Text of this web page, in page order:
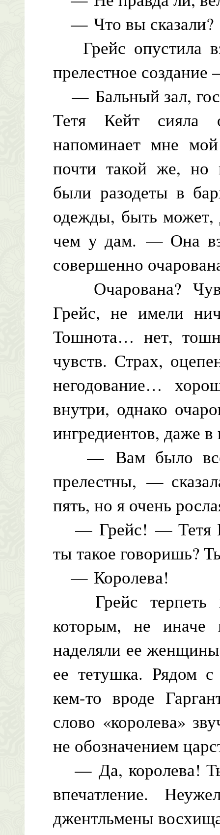
— Что вы сказали?
Грейс опустила
прелестное
— Бальный зал,
Тетя Кейт сияла
напоминает мне
почти такой же, но
были разодеты в
одежды, быть может,
чем у дам. — Она
совершенно
Очарована?
Грейс, не имели
Тошнота… нет,
чувств. Страх,
негодование…
внутри, однако
ингредиентов, даже
— Вам было
прелестны, —
пять, но я очень
— Грейс! — Тетя
ты такое говоришь?
— Королева!
Грейс терпеть
которым, не иначе
наделяли ее
ее тетушка. Рядом
кем-то вроде
слово «королева»
не обозначением
— Да, королева!
впечатление.
джентльмены